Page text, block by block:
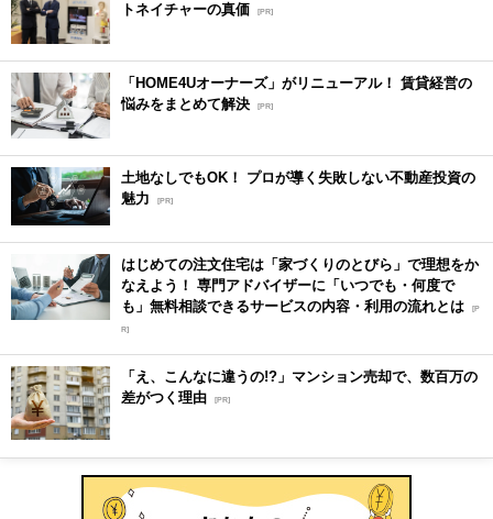
トネイチャーの真価 [PR]
「HOME4Uオーナーズ」がリニューアル！ 賃貸経営の
悩みをまとめて解決 [PR]
土地なしでもOK！ プロが導く失敗しない不動産投資の
魅力
[PR]
はじめての注文住宅は「家づくりのとびら」で理想をか
なえよう！ 専門アドバイザーに「いつでも・何度で
も」無料相談できるサービスの内容・利用の流れとは [P
R]
「え、こんなに違うの!?」マンション売却で、数百万の
差がつく理由 [PR]